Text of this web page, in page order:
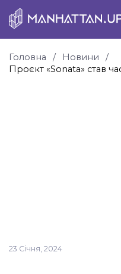
Головна
Новини
Проєкт «Sonata» став
23 Січня, 2024